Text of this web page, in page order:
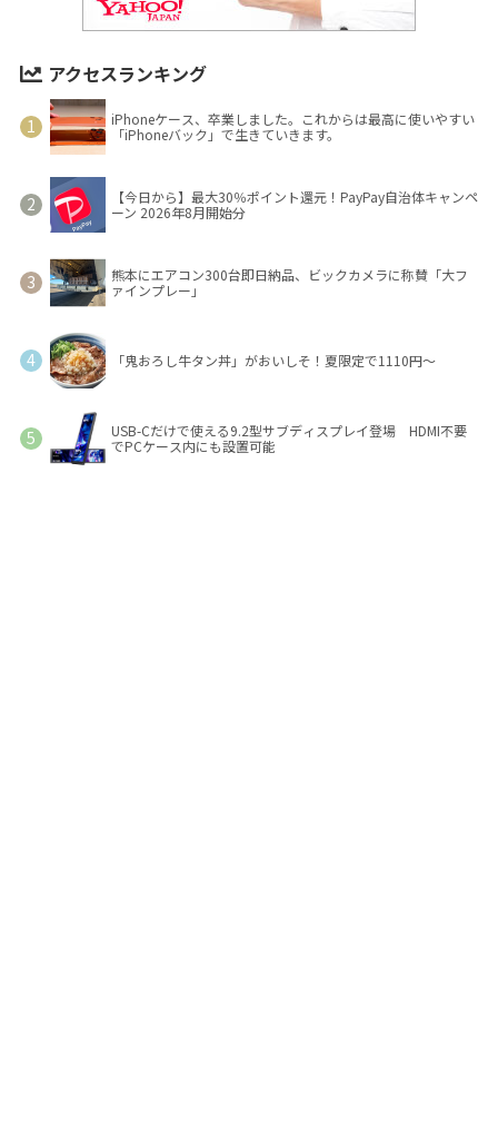
アクセスランキング
iPhoneケース、卒業しました。これからは最高に使いやすい
「iPhoneバック」で生きていきます。
【今日から】最大30％ポイント還元！PayPay自治体キャンペ
ーン 2026年8月開始分
熊本にエアコン300台即日納品、ビックカメラに称賛「大フ
ァインプレー」
「鬼おろし牛タン丼」がおいしそ！夏限定で1110円～
USB-Cだけで使える9.2型サブディスプレイ登場 HDMI不要
でPCケース内にも設置可能